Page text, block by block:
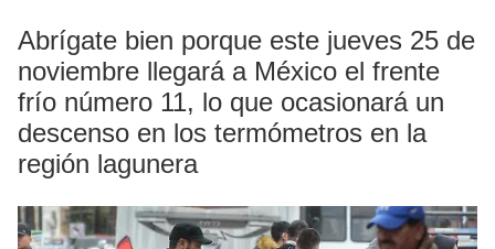
Abrígate bien porque este jueves 25 de
noviembre llegará a México el frente
frío número 11, lo que ocasionará un
descenso en los termómetros en la
región lagunera